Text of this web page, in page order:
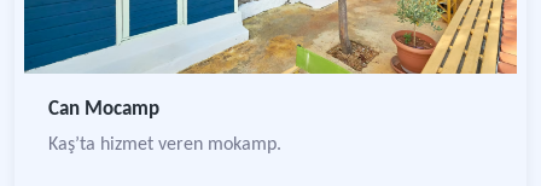
Can Mocamp
Kaş’ta hizmet veren mokamp.